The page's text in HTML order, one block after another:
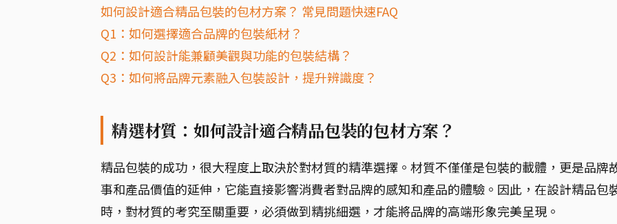
如何設計適合精品包裝的包材方案？ 常見問題快速FAQ
Q1：如何選擇適合品牌的包裝紙材？
Q2：如何設計能兼顧美觀與功能的包裝結構？
Q3：如何將品牌元素融入包裝設計，提升辨識度？
精選材質：如何設計適合精品包裝的包材方案？
精品包裝的成功，很大程度上取決於對材質的精準選擇。材質不僅僅是包裝的載體，更是品牌
事和產品價值的延伸，它能直接影響消費者對品牌的感知和產品的體驗。因此，在設計精品包
時，對材質的考究至關重要，必須做到精挑細選，才能將品牌的高端形象完美呈現。